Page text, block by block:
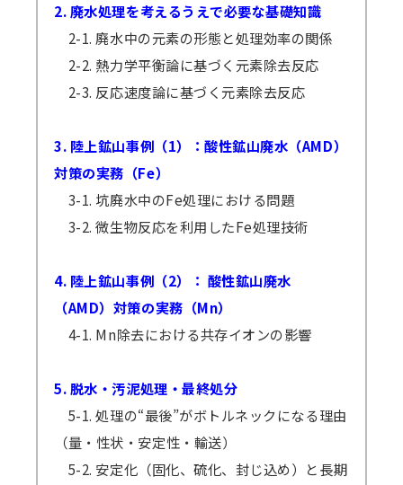
2. 廃水処理を考えるうえで必要な基礎知識
2-1. 廃水中の元素の形態と処理効率の関係
2-2. 熱力学平衡論に基づく元素除去反応
2-3. 反応速度論に基づく元素除去反応
3. 陸上鉱山事例（1）：酸性鉱山廃水（AMD）
対策の実務（Fe）
3-1. 坑廃水中のFe処理における問題
3-2. 微生物反応を利用したFe処理技術
4. 陸上鉱山事例（2）： 酸性鉱山廃水
（AMD）対策の実務（Mn）
4-1. Mn除去における共存イオンの影響
5. 脱水・汚泥処理・最終処分
5-1. 処理の“最後”がボトルネックになる理由
（量・性状・安定性・輸送）
5-2. 安定化（固化、硫化、封じ込め）と長期